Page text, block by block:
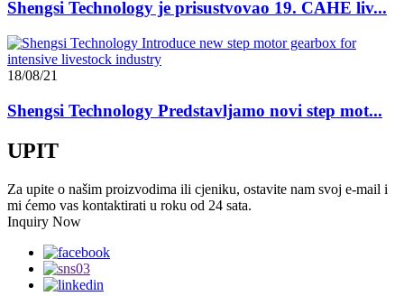
Shengsi Technology je prisustvovao 19. CAHE liv...
18/08/21
Shengsi Technology Predstavljamo novi step mot...
UPIT
Za upite o našim proizvodima ili cjeniku, ostavite nam svoj e-mail i
mi ćemo vas kontaktirati u roku od 24 sata.
Inquiry Now